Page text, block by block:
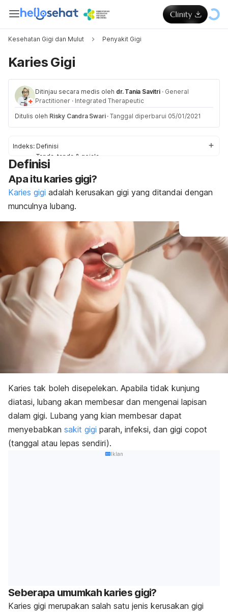
Kesehatan Gigi dan Mulut Penyakit Gigi
Karies Gigi
Ditinjau secara medis oleh dr. Tania Savitri · General
Practitioner · Integrated Therapeutic
Ditulis oleh Risky Candra Swari · Tanggal diperbarui 05/01/2021
Indeks: Definisi
Tanda-tanda & gejala
Penyebab
Faktor-faktor risiko
Obat & Pengobatan
Pengobatan di rumah
Definisi
Apa itu karies gigi?
Karies gigi adalah kerusakan gigi yang ditandai dengan
munculnya lubang.
Karies tak boleh disepelekan. Apabila tidak kunjung
diatasi, lubang akan membesar dan mengenai lapisan
dalam gigi. Lubang yang kian membesar dapat
menyebabkan sakit gigi parah, infeksi, dan gigi copot
(tanggal atau lepas sendiri).
Iklan
Seberapa umumkah karies gigi?
Karies gigi merupakan salah satu jenis kerusakan gigi